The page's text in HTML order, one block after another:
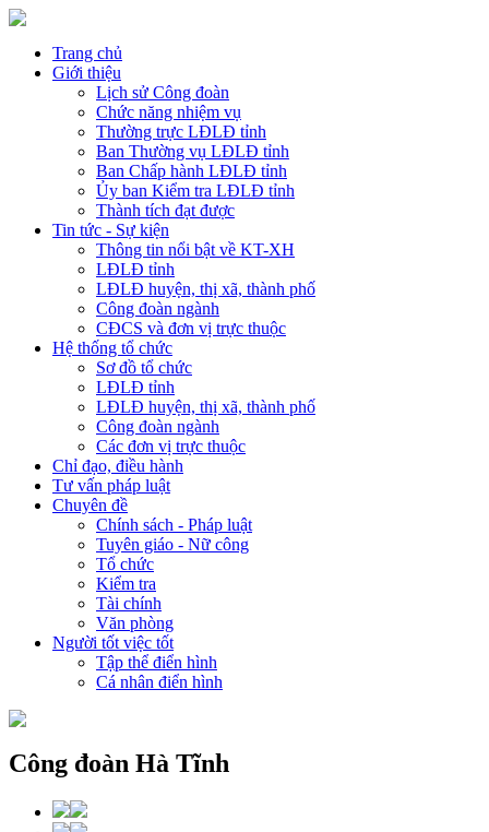
Trang chủ
Giới thiệu
Lịch sử Công đoàn
Chức năng nhiệm vụ
Thường trực LĐLĐ tỉnh
Ban Thường vụ LĐLĐ tỉnh
Ban Chấp hành LĐLĐ tỉnh
Ủy ban Kiểm tra LĐLĐ tỉnh
Thành tích đạt được
Tin tức - Sự kiện
Thông tin nổi bật về KT-XH
LĐLĐ tỉnh
LĐLĐ huyện, thị xã, thành phố
Công đoàn ngành
CĐCS và đơn vị trực thuộc
Hệ thống tổ chức
Sơ đồ tổ chức
LĐLĐ tỉnh
LĐLĐ huyện, thị xã, thành phố
Công đoàn ngành
Các đơn vị trực thuộc
Chỉ đạo, điều hành
Tư vấn pháp luật
Chuyên đề
Chính sách - Pháp luật
Tuyên giáo - Nữ công
Tổ chức
Kiểm tra
Tài chính
Văn phòng
Người tốt việc tốt
Tập thể điển hình
Cá nhân điển hình
Công đoàn Hà Tĩnh